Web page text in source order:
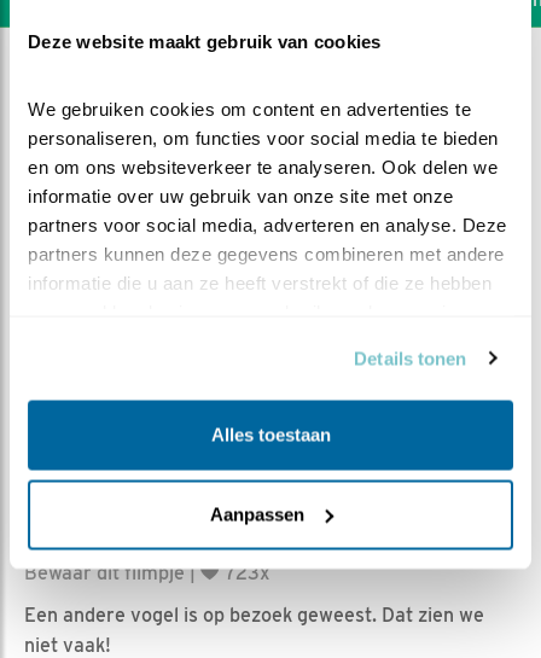
Deze website maakt gebruik van cookies
We gebruiken cookies om content en advertenties te
personaliseren, om functies voor social media te bieden
en om ons websiteverkeer te analyseren. Ook delen we
informatie over uw gebruik van onze site met onze
partners voor social media, adverteren en analyse. Deze
partners kunnen deze gegevens combineren met andere
informatie die u aan ze heeft verstrekt of die ze hebben
Details tonen
Alles toestaan
Aanpassen
Kraambezoek
| Geplaatst op 2 mei 2021, 20:40 | Vind ik leuk|
Bewaar dit filmpje|
723x
Een andere vogel is op bezoek geweest. Dat zien we
niet vaak!